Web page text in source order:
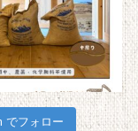
でフォロー